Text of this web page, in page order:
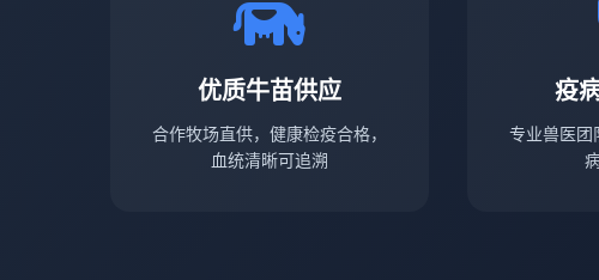
优质牛苗供应
合作牧场直供，健康检疫合格，
血统清晰可追溯
疫
专业兽医团